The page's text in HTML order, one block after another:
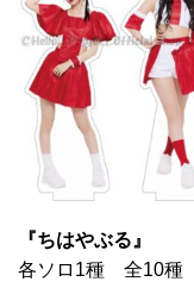
『ちはやぶる』
各ソロ1種 全10種